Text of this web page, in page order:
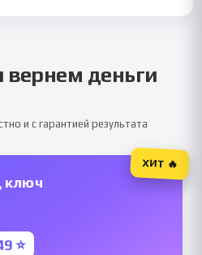
деньги
и с гарантией результата
ключ
⭐
ХИТ 🔥